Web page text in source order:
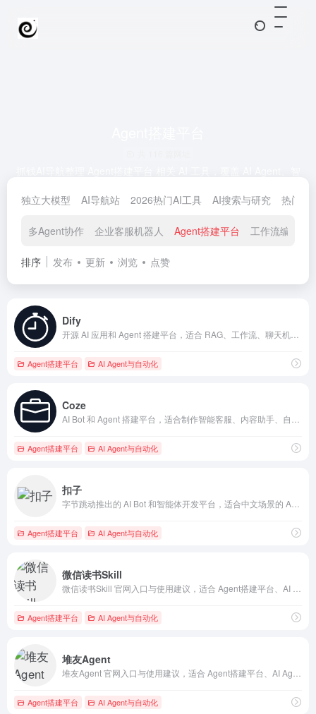
口，适合搭建自动化流程和个人/团队智能助理，并持续排重更新。
独立大模型 AI导航站 2026热门AI工具 AI搜索与研究 热门任
多Agent协作 企业客服机器人 Agent搭建平台 工作流编排
排序 发布 更新 浏览 点赞
Dify
Agent搭建平台 AI Agent与自动化
Coze
Agent搭建平台 AI Agent与自动化
扣子
Agent搭建平台 AI Agent与自动化
微信读书Skill
Agent搭建平台 AI Agent与自动化
堆友Agent
Agent搭建平台 AI Agent与自动化